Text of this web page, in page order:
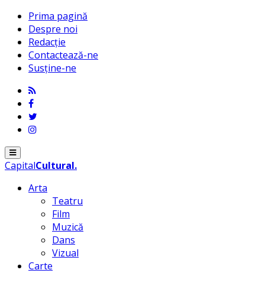
Prima pagină
Despre noi
Redacție
Contactează-ne
Susține-ne
Menu
CapitalCultural.
Arta
Teatru
Film
Muzică
Dans
Vizual
Carte